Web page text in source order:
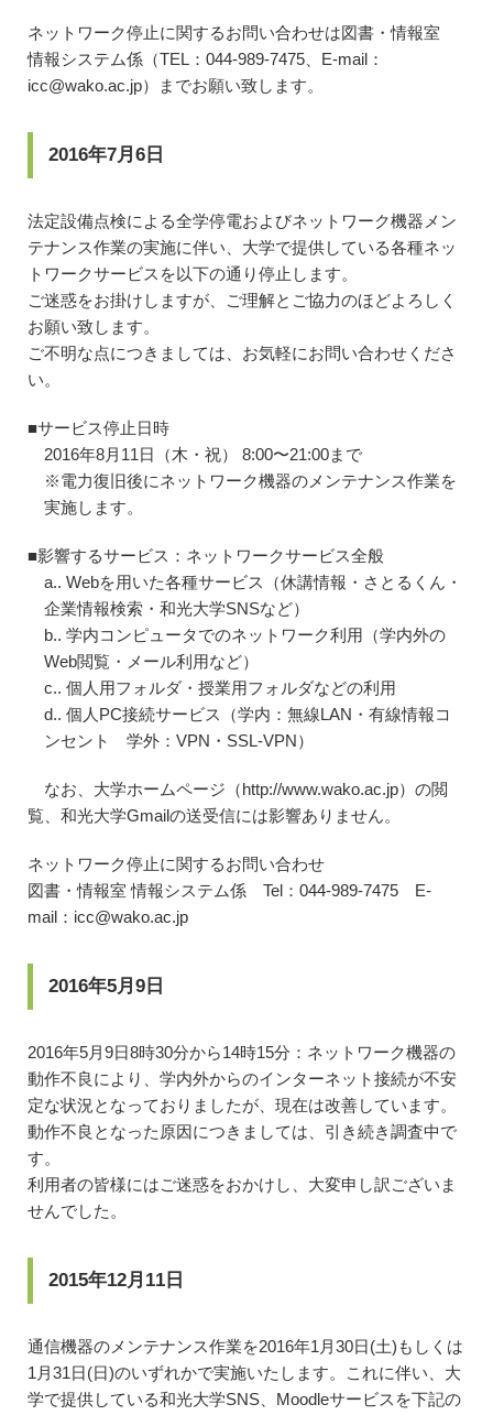
ネットワーク停止に関するお問い合わせは図書・情報室
情報システム係（TEL：044-989-7475、E-mail：
icc@wako.ac.jp）までお願い致します。
2016年7月6日
法定設備点検による全学停電およびネットワーク機器メン
テナンス作業の実施に伴い、大学で提供している各種ネッ
トワークサービスを以下の通り停止します。
ご迷惑をお掛けしますが、ご理解とご協力のほどよろしく
お願い致します。
ご不明な点につきましては、お気軽にお問い合わせくださ
い。
■サービス停止日時
2016年8月11日（木・祝） 8:00〜21:00まで
※電力復旧後にネットワーク機器のメンテナンス作業を
実施します。
■影響するサービス：ネットワークサービス全般
a.. Webを用いた各種サービス（休講情報・さとるくん・
企業情報検索・和光大学SNSなど）
b.. 学内コンピュータでのネットワーク利用（学内外の
Web閲覧・メール利用など）
c.. 個人用フォルダ・授業用フォルダなどの利用
d.. 個人PC接続サービス（学内：無線LAN・有線情報コ
ンセント 学外：VPN・SSL-VPN）
なお、大学ホームページ（http://www.wako.ac.jp）の閲
覧、和光大学Gmailの送受信には影響ありません。
ネットワーク停止に関するお問い合わせ
図書・情報室 情報システム係 Tel：044-989-7475 E-
mail：icc@wako.ac.jp
2016年5月9日
2016年5月9日8時30分から14時15分：ネットワーク機器の
動作不良により、学内外からのインターネット接続が不安
定な状況となっておりましたが、現在は改善しています。
動作不良となった原因につきましては、引き続き調査中で
す。
利用者の皆様にはご迷惑をおかけし、大変申し訳ございま
せんでした。
2015年12月11日
通信機器のメンテナンス作業を2016年1月30日(土)もしくは
1月31日(日)のいずれかで実施いたします。これに伴い、大
学で提供している和光大学SNS、Moodleサービスを下記の